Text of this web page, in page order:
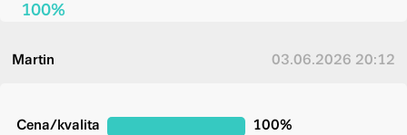
100%
Martin 03.06.2026 20:12
Cena/kvalita
100%